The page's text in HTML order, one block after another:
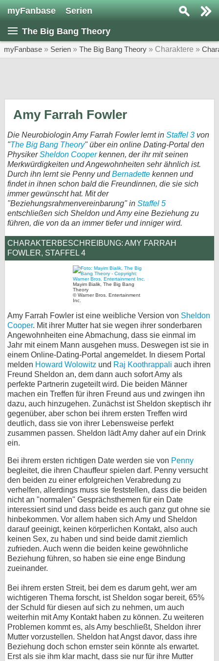
myFanbase Serien
The Big Bang Theory
myFanbase » Serien » The Big Bang Theory » Charaktere »
Amy Farrah Fowler
Die Neurobiologin Amy Farrah Fowler lernt in Staffel 3 von
"The Big Bang Theory" über ein online Dating-Portal den
PhysikerSheldon Cooperkennen, der ihr mit seinen
Merkwürdigkeiten und Angewohnheiten sehr ähnlich ist.
Durch ihn lernt sie Penny undBernadette kennen und
findet in ihnen schon bald die Freundinnen, die sie sich
immer gewünscht hat. Mit der
"Beziehungsrahmenvereinbarung" in Staffel 5
entschließen sich Sheldon und Amy eine Beziehung zu
führen, die von da an immer tiefer und inniger wird.
CHARAKTERBESCHREIBUNG: AMY FARRAH
FOWLER, STAFFEL 4
Mayim Bialik, The Big Bang
Theory
© Warner Bros. Entertainment
Inc.
Amy Farrah Fowler ist eine weibliche Version von Sheldon
Cooper. Mit ihrer Mutter hat sie wegen ihrer sonderbaren
Angewohnheiten eine Abmachung, dass sie einmal im
Jahr mit einem Mann ausgehen muss. Deswegen ist sie in
einem Online-Dating-Portal angemeldet. In diesem Portal
melden Howard Wolowitz und Raj Koothrappali auch ihren
Freund Sheldon an, dem dann auch sofort Amy als
perfekte Partnerin zugeteilt wird. Die beiden Männer
machen ein Treffen für ihren Freund aus und zwingen ihn
dazu, auch hinzugehen. Zunächst ist Sheldon skeptisch ihr
gegenüber, aber schon bei ihrem ersten Treffen wird
deutlich, dass sie von ihrer Lebensweise perfekt
zusammen passen. Sheldon lädt Amy daher auf ein Drink
ein.
Bei ihrem ersten richtigen Date werden sie von Penny
begleitet, die ihren Chauffeur spielen darf. Penny versucht
den beiden zu einer erfolgreichen Verabredung zu
verhelfen, allerdings muss sie feststellen, dass die beiden
nicht an "normalen" Gesprächsthemen für ein Date
interessiert sind und dass beide es auch ganz gut ohne sie
hinbekommen. Vor allem haben sich Amy und Sheldon
darauf geeinigt, keinen körperlichen Kontakt, also auch
keinen Sex, zu haben und sind beide damit ziemlich
zufrieden. Auch wenn die beiden keine gewöhnliche
Beziehung führen, so haben sie eine enge Bindung
zueinander.
Bei ihrem ersten Streit, bei dem es darum geht, wer am
wichtigeren Thema forscht, ist Sheldon sogar bereit, 65%
der Schuld für diesen auf sich zu nehmen, um auch
weiterhin mit Amy Kontakt haben zu können. Zu weiteren
Problemen kommt es, als Amy beschließt, Sheldon ihrer
Mutter vorzustellen. Sheldon hat Angst davor, dass ihre
Beziehung doch schon ernster sein könnte als erwartet.
Erst als sie ihm klar macht, dass sie nur für ihre Mutter
Home
SERIEN
KULTUR
Specials
SERVICE
Gewinnspiele
Forum
Kontakt
Datenschutz
Cookie-Einstellungen
Impressum
Desktop-Ansicht
myFanbase